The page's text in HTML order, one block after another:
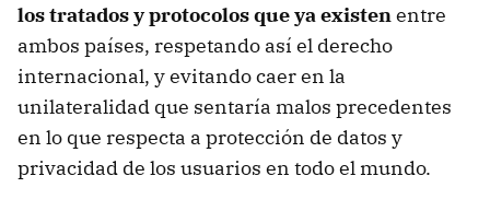
los tratados y protocolos que ya existenentre
ambos países, respetando así el derecho
internacional, y evitando caer en la
unilateralidad que sentaría malos precedentes
en lo que respecta a protección de datos y
privacidad de los usuarios en todo el mundo.